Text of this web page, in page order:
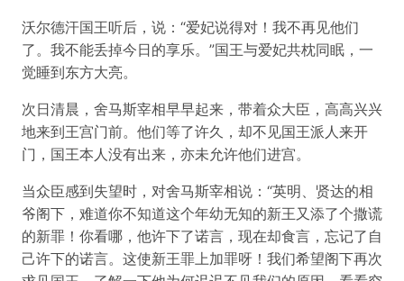
沃尔德汗国王听后，说：“爱妃说得对！我不再见他们
了。我不能丢掉今日的享乐。”国王与爱妃共枕同眠，一
觉睡到东方大亮。
次日清晨，舍马斯宰相早早起来，带着众大臣，高高兴兴
地来到王宫门前。他们等了许久，却不见国王派人来开
门，国王本人没有出来，亦未允许他们进宫。
当众臣感到失望时，对舍马斯宰相说：“英明、贤达的相
爷阁下，难道你不知道这个年幼无知的新王又添了个撒谎
的新罪！你看哪，他许下了诺言，现在却食言，忘记了自
己许下的诺言。这使新王罪上加罪呀！我们希望阁下再次